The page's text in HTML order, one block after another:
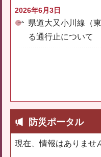
2026年6月3日
県道大又小川線（
る通行止について
防災ポータル
現在、情報はありませ